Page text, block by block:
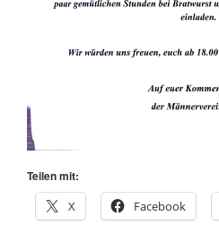
Teilen mit:
X
Facebook